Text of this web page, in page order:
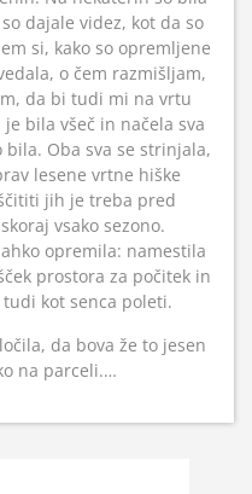
dajale videz, kot da so
si, kako so opremljene
o čem razmišljam,
da bi tudi mi na vrtu
bila všeč in načela sva
bila. Oba sva se strinjala,
lesene vrtne hiške
jih je treba pred
vsako sezono.
opremila: namestila
prostora za počitek in
kot senca poleti.
da bova že to jesen
na parceli.…